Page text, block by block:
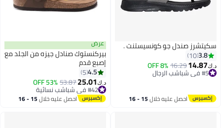
سكيتشرز صندل جو كونسيستنت .
3.8
10
د.ك‏14.87
16.29
8% OFF
#5 في شباشب الرجال
احصل عليه خلال 15 - 16
9
عرض
بيركنستوك صنادل جيزه من الجلد مع
إصبع قدم
4.5
5
د.ك‏25.01
53.87
53% OFF
#42 في شباشب نسائية
#42 في شباشب نسائية احصل عليه خلال 15 - 16